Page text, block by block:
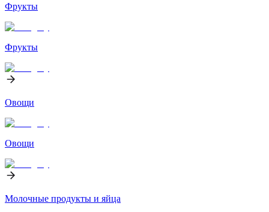
Фрукты
Фрукты
Овощи
Овощи
Молочные продукты и яйца